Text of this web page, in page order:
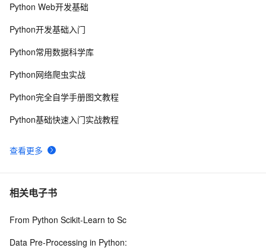
8 python爬虫之Appium 的使用
解
10爬虫实例——爬取豆瓣网 top250 电影的信息
查看更多
Python Web开发基础
Python开发基础入门
Python常用数据科学库
Python网络爬虫实战
Python完全自学手册图文教程
Python基础快速入门实战教程
相关电子书
From Python Scikit-Learn to Sc
Data Pre-Processing in Python: